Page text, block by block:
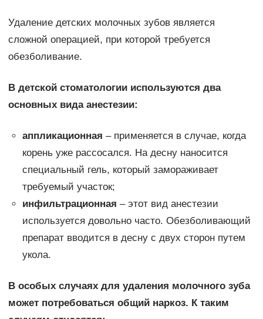
Удаление детских молочных зубов является
сложной операцией, при которой требуется
обезболивание.
В детской стоматологии используются два
основных вида анестезии:
аппликационная – применяется в случае, когда
корень уже рассосался. На десну наносится
специальный гель, который замораживает
требуемый участок;
инфильтрационная – этот вид анестезии
используется довольно часто. Обезболивающий
препарат вводится в десну с двух сторон путем
укола.
В особых случаях для удаления молочного зуба
может потребоваться общий наркоз. К таким